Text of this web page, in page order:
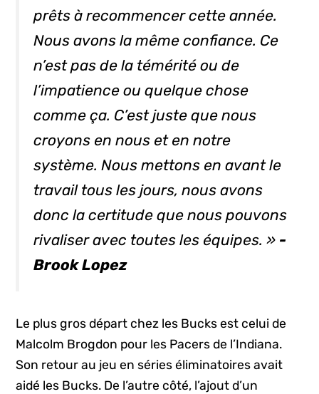
prêts à recommencer cette année.
Nous avons la même confiance. Ce
n’est pas de la témérité ou de
l’impatience ou quelque chose
comme ça. C’est juste que nous
croyons en nous et en notre
système. Nous mettons en avant le
travail tous les jours, nous avons
donc la certitude que nous pouvons
rivaliser avec toutes les équipes. » -
Brook Lopez
Le plus gros départ chez les Bucks est celui de
Malcolm Brogdon pour les Pacers de l’Indiana.
Son retour au jeu en séries éliminatoires avait
aidé les Bucks. De l’autre côté, l’ajout d’un